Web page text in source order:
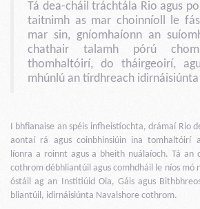
Tá dea-cháil tráchtála Rio agus
taitnimh as mar choinníoll le
mar sin, gníomhaíonn an
chathair talamh pórú
thomhaltóirí, do tháirgeoirí,
mhúnlú an tírdhreach
I bhfianaise an spéis infheistíochta, drámaí Rio
aontaí rá agus coinbhinsiúin ina tomhaltóirí
líonra a roinnt agus a bheith nuálaíoch. Tá an
cothrom débhliantúil agus comhdháil le níos mó
óstáil ag an Institiúid Ola, Gáis agus
bliantúil, idirnáisiúnta Navalshore cothrom.